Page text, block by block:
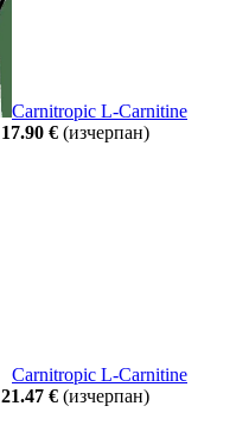
Carnitropic L-Carnitine
17.90 € (изчерпан)
Carnitropic L-Carnitine
21.47 € (изчерпан)